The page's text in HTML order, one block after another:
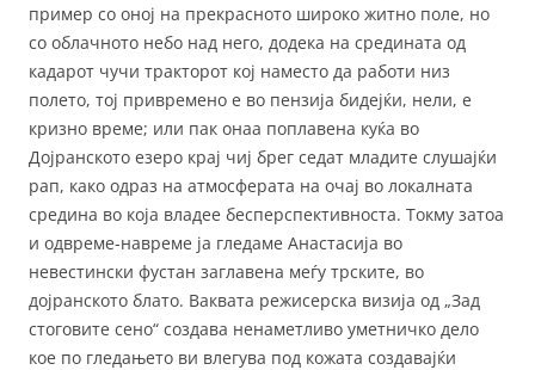
пример со оној на прекрасното широко житно поле, но
со облачното небо над него, додека на средината од
кадарот чучи тракторот кој наместо да работи низ
полето, тој привремено е во пензија бидејќи, нели, е
кризно време; или пак онаа поплавена куќа во
Дојранското езеро крај чиј брег седат младите слушајќи
рап, како одраз на атмосферата на очај во локалната
средина во која владее бесперспективноста. Токму затоа
и одвреме-навреме ја гледаме Анастасија во
невестински фустан заглавена меѓу трските, во
дојранското блато. Ваквата режисерска визија од „Зад
стоговите сено“ создава ненаметливо уметничко дело
кое по гледањето ви влегува под кожата создавајќи